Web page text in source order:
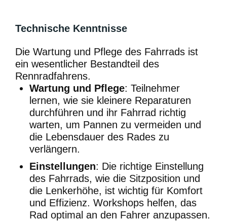
Technische Kenntnisse
Die Wartung und Pflege des Fahrrads ist
ein wesentlicher Bestandteil des
Rennradfahrens.
Wartung und Pflege: Teilnehmer
lernen, wie sie kleinere Reparaturen
durchführen und ihr Fahrrad richtig
warten, um Pannen zu vermeiden und
die Lebensdauer des Rades zu
verlängern.
Einstellungen: Die richtige Einstellung
des Fahrrads, wie die Sitzposition und
die Lenkerhöhe, ist wichtig für Komfort
und Effizienz. Workshops helfen, das
Rad optimal an den Fahrer anzupassen.